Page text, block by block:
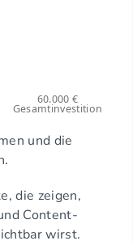
60.000 €
Gesamtinvestition
und die
die zeigen,
Content-
wirst.